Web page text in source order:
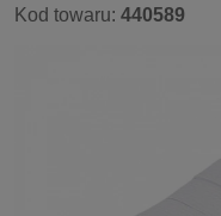
Kod towaru: 440589